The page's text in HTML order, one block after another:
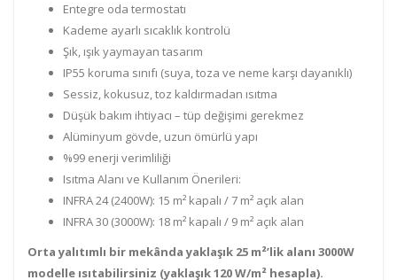
Entegre oda termostatı
Kademe ayarlı sıcaklık kontrolü
Şık, ışık yaymayan tasarım
IP55 koruma sınıfı (suya, toza ve neme karşı dayanıklı)
Sessiz, kokusuz, toz kaldırmadan ısıtma
Düşük bakım ihtiyacı – tüp değişimi gerekmez
Alüminyum gövde, uzun ömürlü yapı
%99 enerji verimliliği
Isıtma Alanı ve Kullanım Önerileri:
INFRA 24 (2400W): 15 m² kapalı / 7 m² açık alan
INFRA 30 (3000W): 18 m² kapalı / 9 m² açık alan
Orta yalıtımlı bir mekânda yaklaşık 25 m²’lik alanı 3000W
modelle ısıtabilirsiniz (yaklaşık 120 W/m² hesapla).